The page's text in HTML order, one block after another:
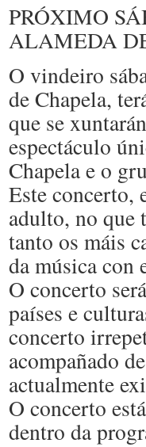
PRÓXIMO
ALAMEDA
O vindeiro
de Chapela,
que se
espectáculo
Chapela e o
Este concerto,
adulto, no que
tanto os máis
da música con
O concerto
países e
concerto
acompañado
actualmente
O concerto
dentro da